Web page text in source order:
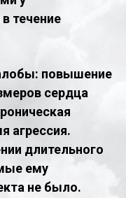
течение
повышение
сердца
агрессия.
длительного
ему
не было.